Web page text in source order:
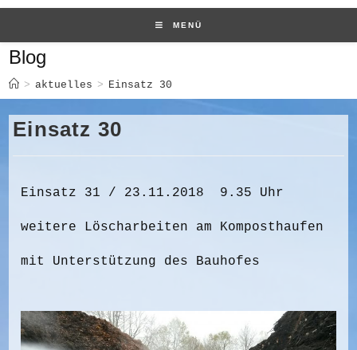
MENÜ
Blog
> aktuelles > Einsatz 30
Einsatz 30
Einsatz 31 / 23.11.2018 9.35 Uhr
weitere Löscharbeiten am Komposthaufen
mit Unterstützung des Bauhofes